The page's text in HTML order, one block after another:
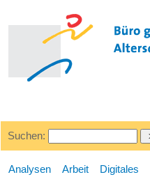
Suchen:
Analysen Arbeit Digitales